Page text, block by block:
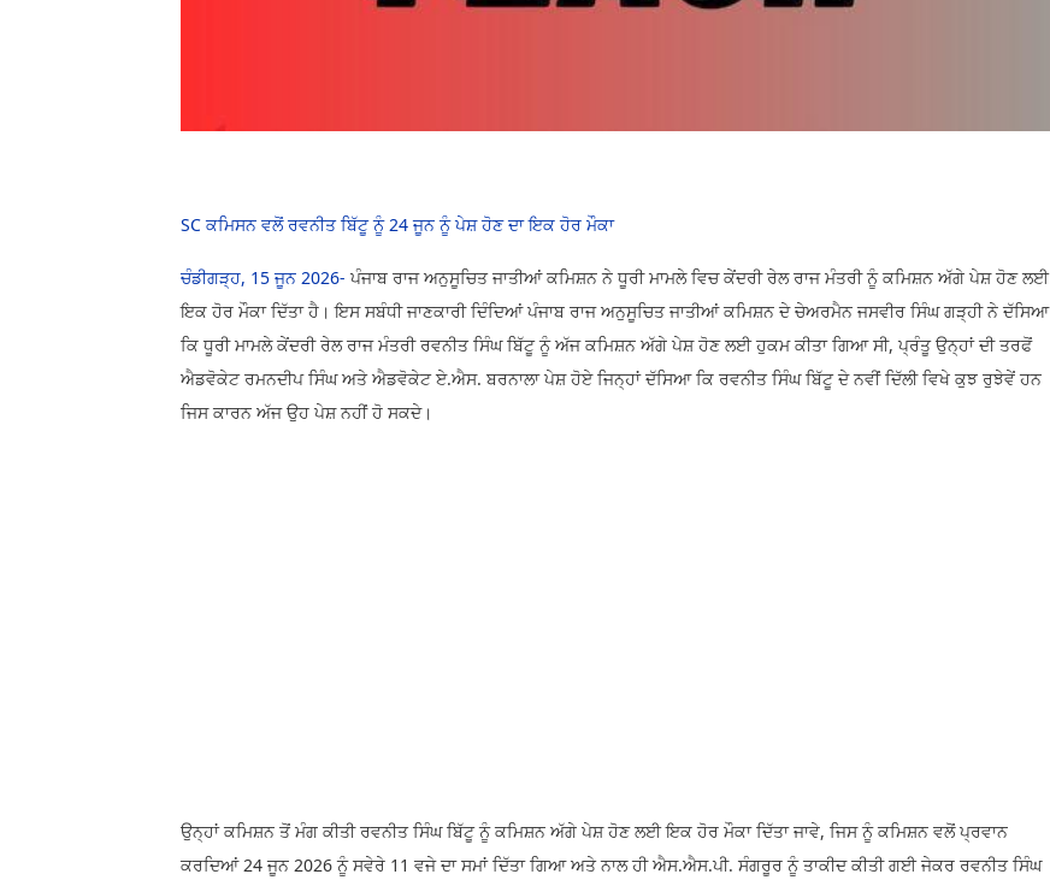
SC ਕਮਿਸਨ ਵਲੋਂ ਰਵਨੀਤ ਬਿੱਟੂ ਨੂੰ 24 ਜੂਨ ਨੂੰ ਪੇਸ਼ ਹੋਣ ਦਾ ਇਕ ਹੋਰ ਮੌਕਾ
ਚੰਡੀਗੜ੍ਹ, 15 ਜੂਨ 2026-ਪੰਜਾਬ ਰਾਜ ਅਨੁਸੂਚਿਤ ਜਾਤੀਆਂ ਕਮਿਸ਼ਨ ਨੇ ਧੂਰੀ ਮਾਮਲੇ ਵਿਚ ਕੇਂਦਰੀ ਰੇਲ ਰਾਜ ਮੰਤਰੀ ਨੂੰ ਕਮਿਸ਼ਨ ਅੱਗੇ ਪੇਸ਼ ਹੋਣ ਲਈ
ਇਕ ਹੋਰ ਮੌਕਾ ਦਿੱਤਾ ਹੈ। ਇਸ ਸਬੰਧੀ ਜਾਣਕਾਰੀ ਦਿੰਦਿਆਂ ਪੰਜਾਬ ਰਾਜ ਅਨੁਸੂਚਿਤ ਜਾਤੀਆਂ ਕਮਿਸ਼ਨ ਦੇ ਚੇਅਰਮੈਨ ਜਸਵੀਰ ਸਿੰਘ ਗੜ੍ਹੀ ਨੇ ਦੱਸਿਆ
ਕਿ ਧੂਰੀ ਮਾਮਲੇ ਕੇਂਦਰੀ ਰੇਲ ਰਾਜ ਮੰਤਰੀ ਰਵਨੀਤ ਸਿੰਘ ਬਿੱਟੂ ਨੂੰ ਅੱਜ ਕਮਿਸ਼ਨ ਅੱਗੇ ਪੇਸ਼ ਹੋਣ ਲਈ ਹੁਕਮ ਕੀਤਾ ਗਿਆ ਸੀ, ਪ੍ਰੰਤੂ ਉਨ੍ਹਾਂ ਦੀ ਤਰਫੋਂ
ਐਡਵੋਕੇਟ ਰਮਨਦੀਪ ਸਿੰਘ ਅਤੇ ਐਡਵੋਕੇਟ ਏ.ਐਸ. ਬਰਨਾਲਾ ਪੇਸ਼ ਹੋਏ ਜਿਨ੍ਹਾਂ ਦੱਸਿਆ ਕਿ ਰਵਨੀਤ ਸਿੰਘ ਬਿੱਟੂ ਦੇ ਨਵੀਂ ਦਿੱਲੀ ਵਿਖੇ ਕੁਝ ਰੁਝੇਵੇਂ ਹਨ
ਜਿਸ ਕਾਰਨ ਅੱਜ ਉਹ ਪੇਸ਼ ਨਹੀਂ ਹੋ ਸਕਦੇ।
ਉਨ੍ਹਾਂ ਕਮਿਸ਼ਨ ਤੋਂ ਮੰਗ ਕੀਤੀ ਰਵਨੀਤ ਸਿੰਘ ਬਿੱਟੂ ਨੂੰ ਕਮਿਸ਼ਨ ਅੱਗੇ ਪੇਸ਼ ਹੋਣ ਲਈ ਇਕ ਹੋਰ ਮੌਕਾ ਦਿੱਤਾ ਜਾਵੇ, ਜਿਸ ਨੂੰ ਕਮਿਸ਼ਨ ਵਲੋਂ ਪ੍ਰਵਾਨ
ਕਰਦਿਆਂ 24 ਜੂਨ 2026 ਨੂੰ ਸਵੇਰੇ 11 ਵਜੇ ਦਾ ਸਮਾਂ ਦਿੱਤਾ ਗਿਆ ਅਤੇ ਨਾਲ ਹੀ ਐਸ.ਐਸ.ਪੀ. ਸੰਗਰੂਰ ਨੂੰ ਤਾਕੀਦ ਕੀਤੀ ਗਈ ਜੇਕਰ ਰਵਨੀਤ ਸਿੰਘ